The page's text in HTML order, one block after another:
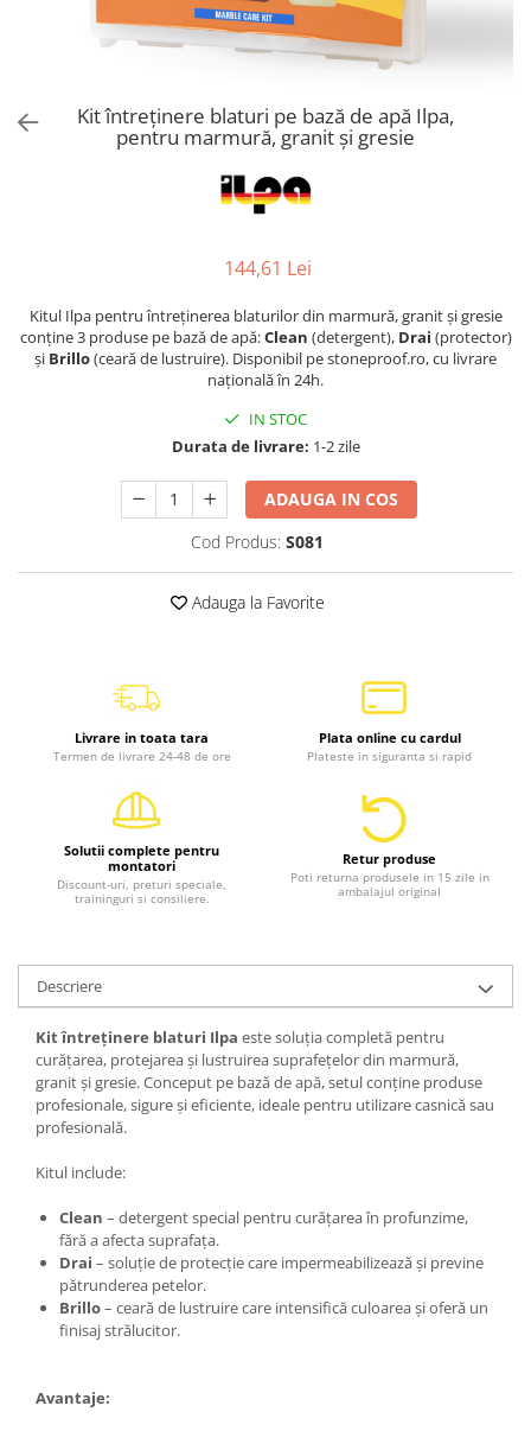
Kit întreținere blaturi pe bază de apă Ilpa,
pentru marmură, granit și gresie
144,61 Lei
Kitul Ilpa pentru întreținerea blaturilor din marmură, granit și gresie
conține 3 produse pe bază de apă:Clean (detergent), Drai (protector)
și Brillo(ceară de lustruire). Disponibil pe stoneproof.ro, cu livrare
națională în 24h.
IN STOC
Durata de livrare: 1-2 zile
ADAUGA IN COS
Cod Produs: S081
Adauga la Favorite
Livrare in toata tara
Termen de livrare 24-48 de ore
Plata online cu cardul
Plateste in siguranta si rapid
Solutii complete pentru
montatori
Discount-uri, preturi speciale,
traininguri si consiliere.
Retur produse
Poti returna produsele in 15 zile in
ambalajul original
Descriere
Kit întreținere blaturi Ilpa este soluția completă pentru
curățarea, protejarea și lustruirea suprafețelor din marmură,
granit și gresie. Conceput pe bază de apă, setul conține produse
profesionale, sigure și eficiente, ideale pentru utilizare casnică sau
profesională.
Kitul include:
Clean – detergent special pentru curățarea în profunzime,
fără a afecta suprafața.
Drai – soluție de protecție care impermeabilizează și previne
pătrunderea petelor.
Brillo– ceară de lustruire care intensifică culoarea și oferă un
finisaj strălucitor.
Avantaje: